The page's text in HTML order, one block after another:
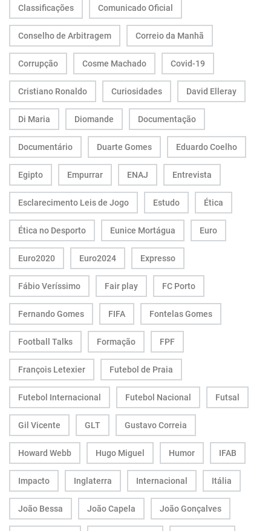
Classificações Comunicado Oficial
Conselho de Arbitragem Correio da Manhã
Corrupção Cosme Machado Covid-19
Cristiano Ronaldo Curiosidades David Elleray
Di Maria Diomande Documentação
Documentário Duarte Gomes Eduardo Coelho
Egipto Empurrar ENAJ Entrevista
Esclarecimento Leis de Jogo Estudo Ética
Ética no Desporto Eunice Mortágua Euro
Euro2020 Euro2024 Expresso
Fábio Veríssimo Fair play FC Porto
Fernando Gomes FIFA Fontelas Gomes
Football Talks Formação FPF
François Letexier Futebol de Praia
Futebol Internacional Futebol Nacional Futsal
Gil Vicente GLT Gustavo Correia
Howard Webb Hugo Miguel Humor IFAB
Impacto Inglaterra Internacional Itália
João Bessa João Capela João Gonçalves